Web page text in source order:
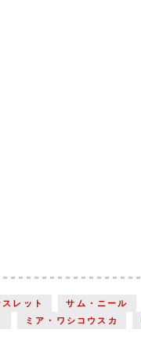
レット サム・ニール
ミア・ワシコウスカ